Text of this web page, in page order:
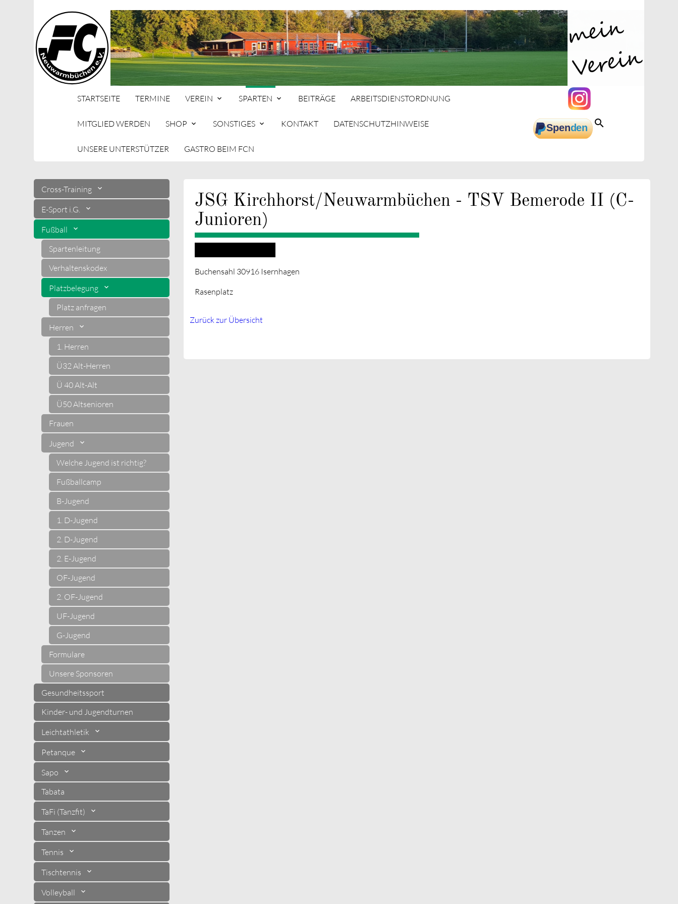
STARTSEITE TERMINE VEREIN SPARTEN BEITRÄGE ARBEITSDIENSTORDNUNG
MITGLIED WERDEN SHOP SONSTIGES KONTAKT DATENSCHUTZHINWEISE
UNSERE UNTERSTÜTZER GASTRO BEIM FCN
search
JSG Kirchhorst/Neuwarmbüchen - TSV Bemerode II (C-
Junioren)
Buchensahl 30916 Isernhagen
Rasenplatz
Zurück zur Übersicht
Cross-Training
E-Sport i.G.
Fußball
Spartenleitung
Verhaltenskodex
Platzbelegung
Platz anfragen
Herren
1. Herren
Ü32 Alt-Herren
Ü 40 Alt-Alt
Ü50 Altsenioren
Frauen
Jugend
Welche Jugend ist richtig?
Fußballcamp
B-Jugend
1. D-Jugend
2. D-Jugend
2. E-Jugend
OF-Jugend
2. OF-Jugend
UF-Jugend
G-Jugend
Formulare
Unsere Sponsoren
Gesundheitssport
Kinder- und Jugendturnen
Leichtathletik
Petanque
Sapo
Tabata
TaFi (Tanzfit)
Tanzen
Tennis
Tischtennis
Volleyball